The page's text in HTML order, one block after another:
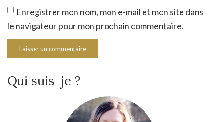
Enregistrer mon nom, mon e-mail et mon site dans
le navigateur pour mon prochain commentaire.
Qui suis-je ?